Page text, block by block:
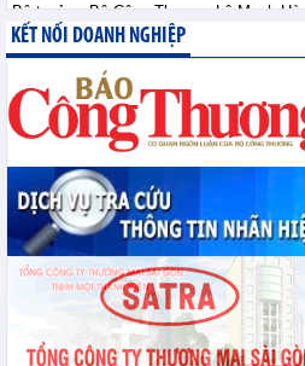
Bộ trưởng Bộ Công Thương Lê Mạnh
phiên thảo luận Tổ về dự án Luật Dầu khí
Triển khai 100 ngày tháo gỡ điểm nghẽn
KẾT NỐI DOANH NGHIỆP